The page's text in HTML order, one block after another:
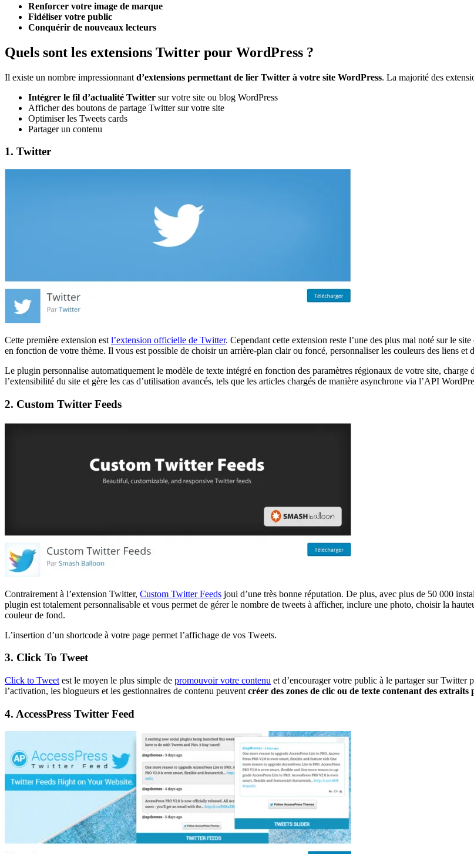
Renforcer votre image de marque
Fidéliser votre public
Conquérir de nouveaux lecteurs
Quels sont les extensions Twitter pour WordPress ?
Il existe un nombre impressionnant d’extensions permettant de lier Twitter à votre site WordPress. La majorité des
Intégrer le fil d’actualité Twitter sur votre site ou blog WordPress
Afficher des boutons de partage Twitter sur votre site
Optimiser les Tweets cards
Partager un contenu
1. Twitter
Cette première extension est l’extension officielle de Twitter. Cependant cette extension reste l’une des plus mal noté sur le
en fonction de votre thème. Il vous est possible de choisir un arrière-plan clair ou foncé, personnaliser les couleurs des liens et
Le plugin personnalise automatiquement le modèle de texte intégré en fonction des paramètres régionaux de votre site,
l’extensibilité du site et gère les cas d’utilisation avancés, tels que les articles chargés de manière asynchrone via l’API
2. Custom Twitter Feeds
Contrairement à l’extension Twitter, Custom Twitter Feeds joui d’une très bonne réputation. De plus, avec plus de 50 000
plugin est totalement personnalisable et vous permet de gérer le nombre de tweets à afficher, inclure une photo, choisir la
couleur de fond.
L’insertion d’un shortcode à votre page permet l’affichage de vos Tweets.
3. Click To Tweet
Click to Tweet est le moyen le plus simple de promouvoir votre contenu et d’encourager votre public à le partager sur Twitter
l’activation, les blogueurs et les gestionnaires de contenu peuvent créer des zones de clic ou de texte contenant des extraits
4. AccessPress Twitter Feed